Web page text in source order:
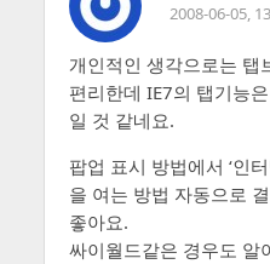
2008-06-05,
개인적인 생각으로는 탭
편리한데 IE7의 탭기능
일 것 같네요.
팝업 표시 방법에서 ‘인
을 여는 방법 자동으로
좋아요.
싸이월드같은 경우도 알